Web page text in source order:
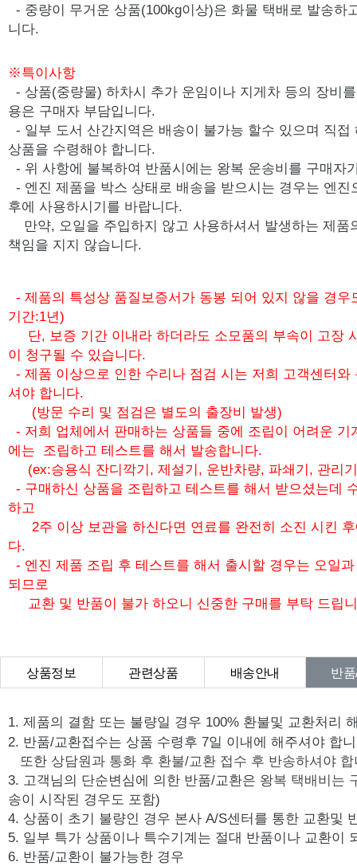
- 중량이 무거운 상품(100kg이상)은 화물 택배로 발송하
니다.
※특이사항
- 상품(중량물) 하차시 추가 운임이나 지게차 등의 장비
용은 구매자 부담입니다.
- 일부 도서 산간지역은 배송이 불가능 할수 있으며 직접
상품을 수령해야 합니다.
- 위 사항에 불복하여 반품시에는 왕복 운송비를 구매자
- 엔진 제품을 박스 상태로 배송을 받으시는 경우는 엔진
후에 사용하시기를 바랍니다.
만약, 오일을 주입하지 않고 사용하셔서 발생하는 제품
책임을 지지 않습니다.
- 제품의 특성상 품질보증서가 동봉 되어 있지 않을 경우
기간:1년)
단, 보증 기간 이내라 하더라도 소모품의 부속이 고장
이 청구될 수 있습니다.
- 제품 이상으로 인한 수리나 점검 시는 저희 고객센터와
셔야 합니다.
(방문 수리 및 점검은 별도의 출장비 발생)
- 저희 업체에서 판매하는 상품들 중에 조립이 어려운 기
에는 조립하고 테스트를 해서 발송합니다.
(ex:승용식 잔디깍기, 제설기, 운반차량, 파쇄기, 관리
- 구매하신 상품을 조립하고 테스트를 해서 받으셨는데
하고
2주 이상 보관을 하신다면 연료를 완전히 소진 시킨 후
다.
- 엔진 제품 조립 후 테스트를 해서 출시할 경우는 오일
되므로
교환 및 반품이 불가 하오니 신중한 구매를 부탁 드립
상품정보 관련상품 배송안내 반
1. 제품의 결함 또는 불량일 경우 100% 환불및 교환처리
2. 반품/교환접수는 상품 수령후 7일 이내에 해주셔야 합
또한 상담원과 통화 후 환불/교환 접수 후 반송하셔야
3. 고객님의 단순변심에 의한 반품/교환은 왕복 택배비는
송이 시작된 경우도 포함)
4. 상품이 초기 불량인 경우 본사 A/S센터를 통한 교환및
5. 일부 특가 상품이나 특수기계는 절대 반품이나 교환이
6. 반품/교환이 불가능한 경우